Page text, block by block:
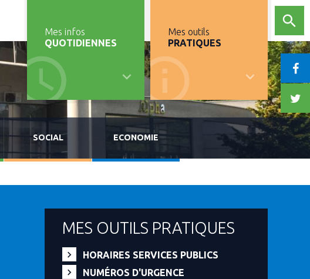
Mes infos
QUOTIDIENNES
Mes outils
PRATIQUES
SOCIAL ECONOMIE
MES OUTILS PRATIQUES
HORAIRES SERVICES PUBLICS
NUMÉROS D'URGENCE